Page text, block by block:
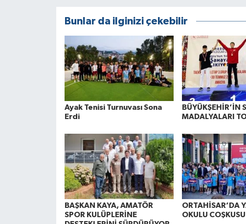
Bunlar da ilginizi çekebilir
Ayak Tenisi Turnuvası Sona
Erdi
BÜYÜKŞEHİR’İN
MADALYALARI
BAŞKAN KAYA, AMATÖR
SPOR KULÜPLERİNE
ORTAHİSAR’DA
OKULU